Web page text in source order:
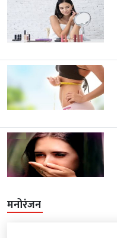
मनोरंजन